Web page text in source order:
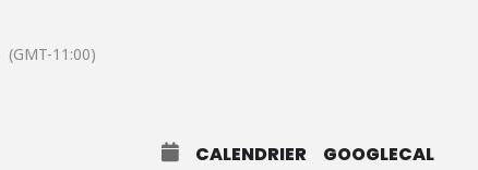
(GMT-11:00)
CALENDRIER GOOGLECAL